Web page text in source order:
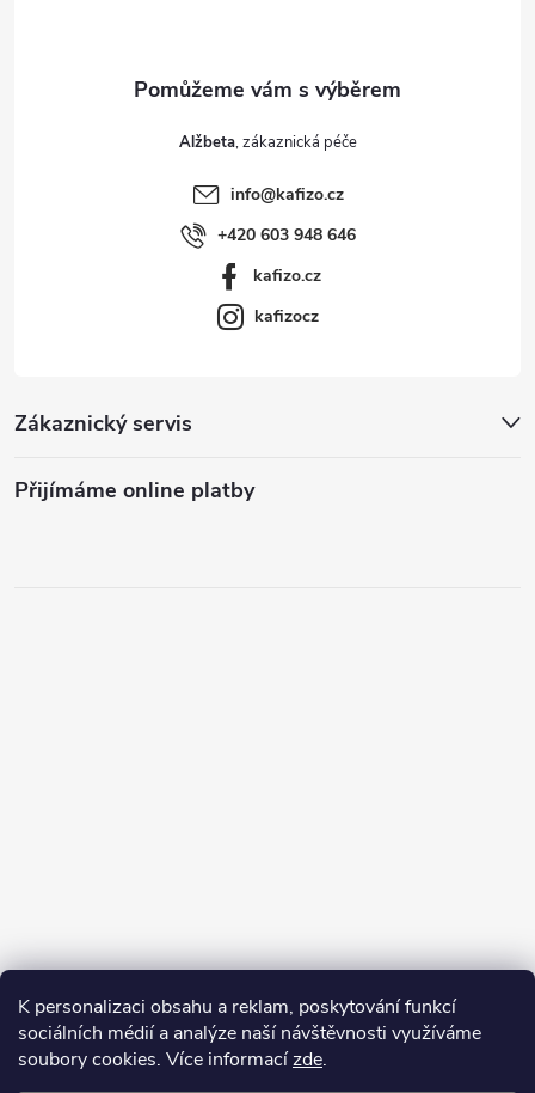
K personalizaci obsahu a reklam, poskytování funkcí
sociálních médií a analýze naší návštěvnosti využíváme
soubory cookies. Více informacízde.
Zákaznický servis
Přijímáme online platby
Alžbeta
info@kafizo.cz
+420 603 948 646
kafizo.cz
kafizocz